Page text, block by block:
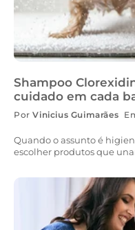
Shampoo
cuidado em cada
PorVinicius Guimarães
Quando o assunto é
escolher produtos que
com ação antisséptica e
auxiliar no cuidado com a
especialmente em casos
que usar shampoo com
um ativo amplamente